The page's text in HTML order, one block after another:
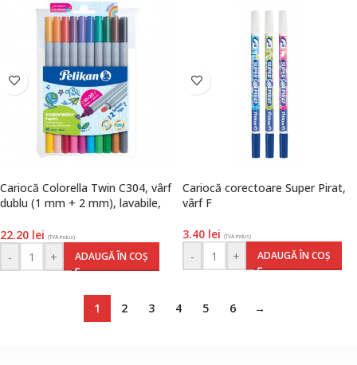
Cariocă Colorella Twin C304, vârf
dublu (1 mm + 2 mm), lavabile,
22.20 lei (TVA inclus)
- + ADAUGĂ ÎN COȘ
Cariocă corectoare Super Pirat,
vârf F
3.40 lei (TVA inclus)
- + ADAUGĂ ÎN COȘ
1 2 3 4 5 6 →